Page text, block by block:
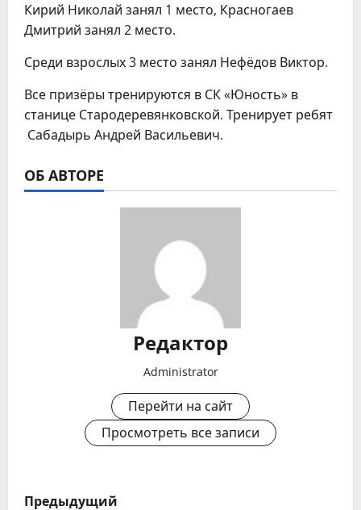
Кирий Николай занял 1 место, Красногаев
Дмитрий занял 2 место.
Среди взрослых 3 место занял Нефёдов Виктор.
Все призёры тренируются в СК «Юность» в
станице Стародеревянковской. Тренирует ребят
Сабадырь Андрей Васильевич.
ОБ АВТОРЕ
Редактор
Administrator
Перейти на сайт
Просмотреть все записи
Н
Предыдущий